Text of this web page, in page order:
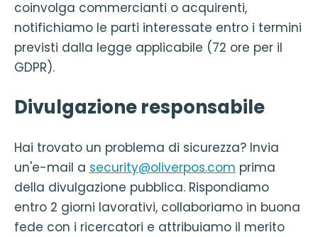
coinvolga commercianti o acquirenti,
notifichiamo le parti interessate entro i termini
previsti dalla legge applicabile (72 ore per il
GDPR).
Divulgazione responsabile
Hai trovato un problema di sicurezza? Invia
un'e-mail a security@oliverpos.com prima
della divulgazione pubblica. Rispondiamo
entro 2 giorni lavorativi, collaboriamo in buona
fede con i ricercatori e attribuiamo il merito